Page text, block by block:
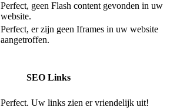
Perfect, geen Flash content gevonden in uw
website.
Perfect, er zijn geen Iframes in uw website
aangetroffen.
SEO Links
Perfect. Uw links zien er vriendelijk uit!